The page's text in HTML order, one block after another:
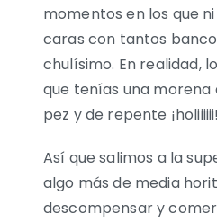
momentos en los que
caras con tantos
chulísimo. En realidad,
que tenías una
pez y de repente
Así que salimos a la
algo más de media
descompensar y